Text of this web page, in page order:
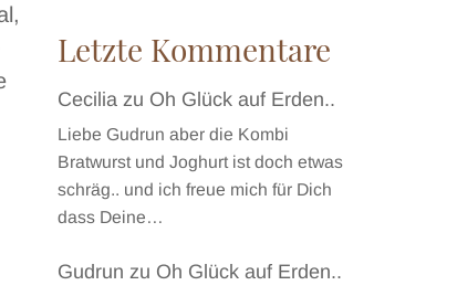
Letzte Kommentare
Cecilia zu Oh Glück auf Erden..
Liebe Gudrun aber die Kombi
Bratwurst und Joghurt ist doch etwas
schräg.. und ich freue mich für Dich
dass Deine…
Gudrun zu Oh Glück auf Erden..